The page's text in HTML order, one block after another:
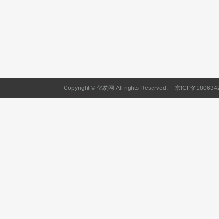
Copyright © 亿豹网 All rights Reserved. 京ICP备